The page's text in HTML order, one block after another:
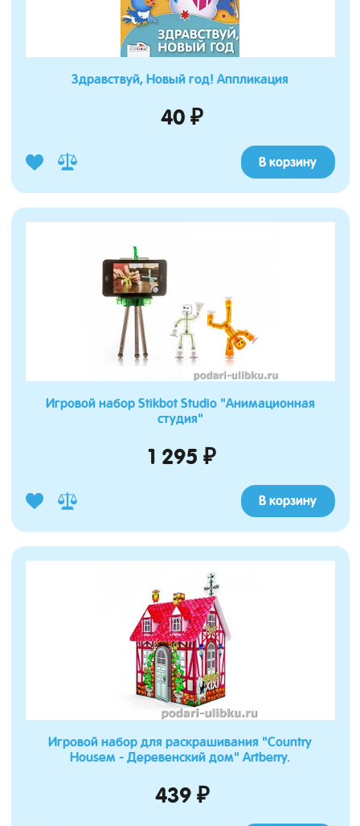
Здравствуй, Новый год! Аппликация
40 ₽
В корзину
Игровой набор Stikbot Studio "Анимационная
студия"
1 295 ₽
В корзину
Игровой набор для раскрашивания "Country
Houseм - Деревенский дом" Artberry.
439 ₽